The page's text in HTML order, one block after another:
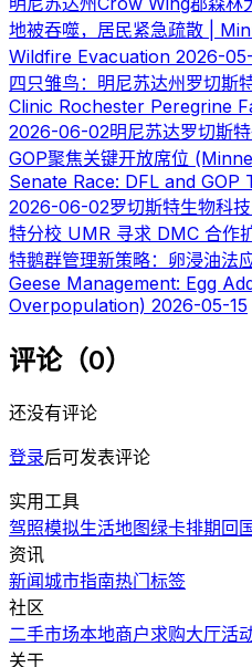
地被吞噬，居民紧急疏散 |
Wildfire Evacuation 2026-
四只雏鸟：明尼苏达州罗切斯
Clinic Rochester Peregrine
2026-06-02明尼苏达罗切斯
GOP聚焦关键开放席位
Senate Race: DFL and GOP
2026-06-02罗切斯特生物科
特分校 UMR 寻求 DMC 合作
特鹅群管理新策略：卵浸油法
Geese Management: Egg
Overpopulation) 2026-05-15
评论（0）
还没有评论
登录后可发表评论
实用工具
驾照模拟生活地图绿卡排期 回
资讯
新闻城市指南热门标签
社区
二手市场本地商户求购大厅活
关于